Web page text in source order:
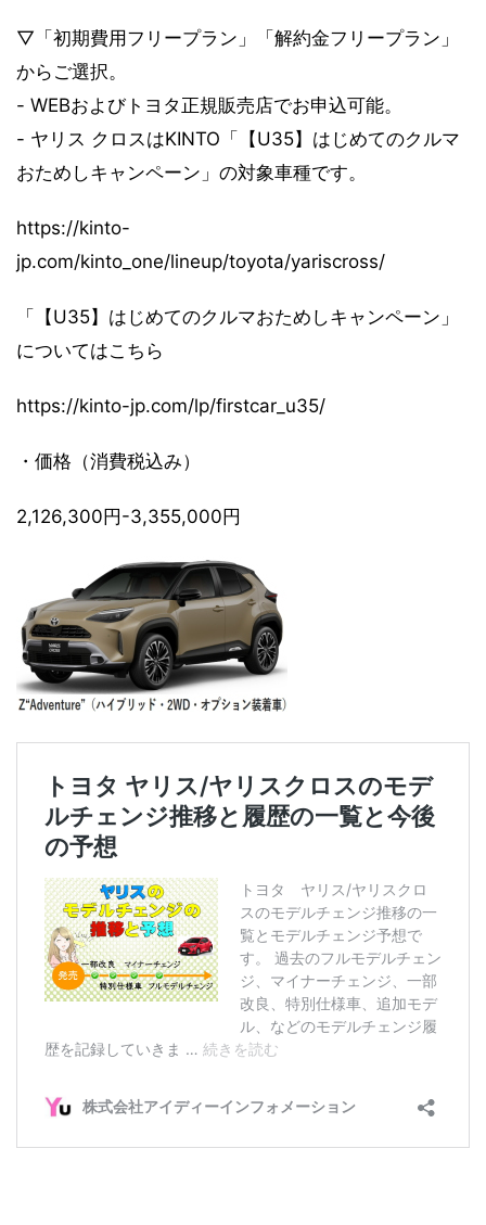
▽「初期費用フリープラン」「解約金フリープラン」
からご選択。
- WEBおよびトヨタ正規販売店でお申込可能。
- ヤリス クロスはKINTO「【U35】はじめてのクルマ
おためしキャンペーン」の対象車種です。
https://kinto-
jp.com/kinto_one/lineup/toyota/yariscross/
「【U35】はじめてのクルマおためしキャンペーン」
についてはこちら
https://kinto-jp.com/lp/firstcar_u35/
・価格（消費税込み）
2,126,300円-3,355,000円